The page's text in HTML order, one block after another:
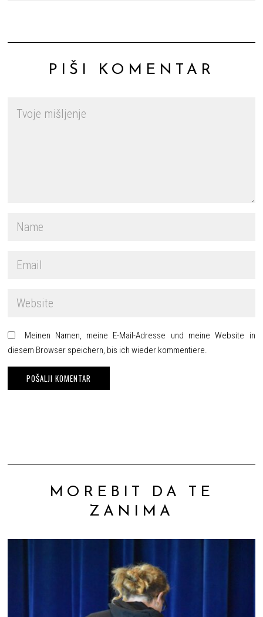
PIŠI KOMENTAR
Meinen Namen, meine E-Mail-Adresse und meine Website in
diesem Browser speichern, bis ich wieder kommentiere.
MOREBIT DA TE
ZANIMA